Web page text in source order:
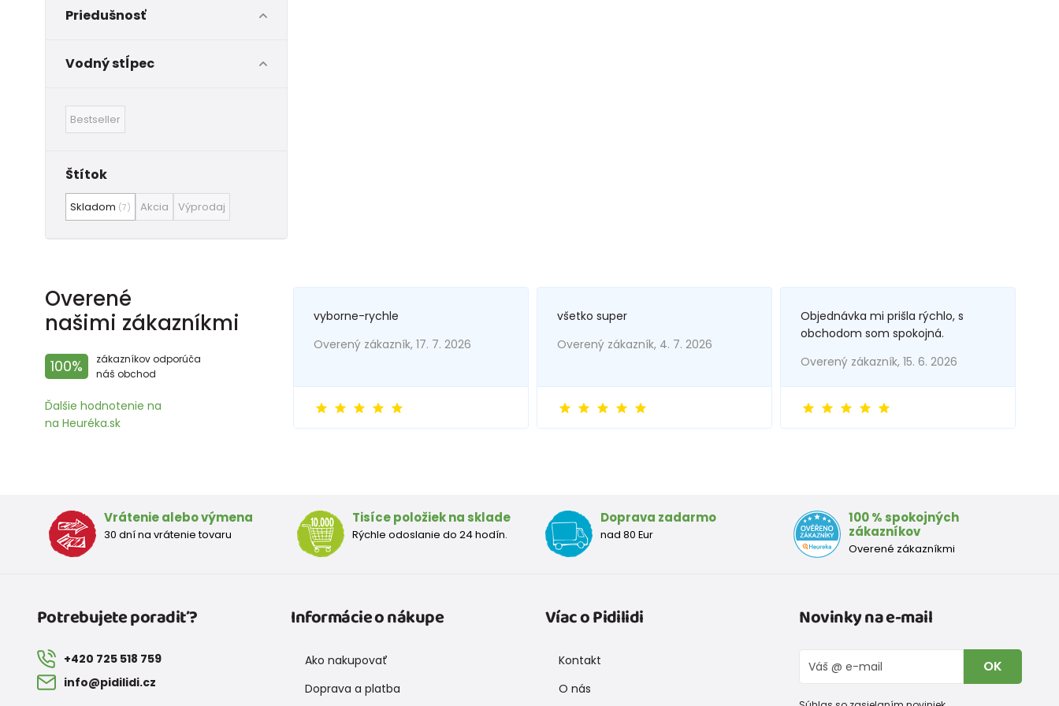
Priedušnosť
Vodný stĺpec
Bestseller
Štítok
Skladom (7) Akcia Výprodaj
Overené
našimi zákazníkmi
100%
zákazníkov odporúča
náš obchod
Ďalšie hodnotenie na
na Heuréka.sk
vyborne-rychle
Overený zákazník, 17. 7. 2026
všetko super
Overený zákazník, 4. 7. 2026
Objednávka mi prišla rýchlo, s
obchodom som spokojná.
Overený zákazník, 15. 6. 2026
Vrátenie alebo výmena
30 dní na vrátenie tovaru
Tisíce položiek na sklade
Rýchle odoslanie do 24 hodín.
Doprava zadarmo
nad 80 Eur
100 % spokojných
zákazníkov
Overené zákazníkmi
Potrebujete poradiť?
+420 725 518 759
info@pidilidi.cz
Informácie o nákupe
Ako nakupovať
Doprava a platba
Víac o Pidilidi
Kontakt
O nás
Novinky na e-mail
OK